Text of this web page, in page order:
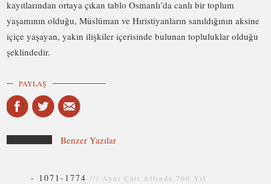
kayıtlarından ortaya çıkan tablo Osmanlı’da canlı bir toplum
yaşamının olduğu, Müslüman ve Hıristiyanların sanıldığının aksine
içiçe yaşayan, yakın ilişkiler içerisinde bulunan topluluklar olduğu
şeklindedir.
PAYLAŞ
Benzer Yazılar
- 1071-1774 /// Aynı Çatı Altında 700 Yıl